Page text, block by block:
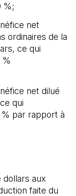
%;
net
ordinaires de la
ce qui
%
net dilué
qui
par rapport à
dollars aux
faite du